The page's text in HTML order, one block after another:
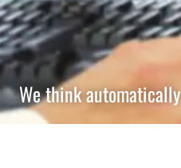
We think automatically